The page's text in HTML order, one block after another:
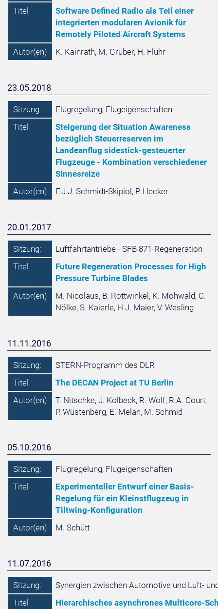
Titel
Software Defined Radio als Teil einer
integrierten modularen Avionik für
Remotely Piloted Aircraft Systems
Autor(en)
K. Kainrath, M. Gruber, H. Flühr
23.05.2018
Sitzung:
Flugregelung, Flugeigenschaften
Titel
Steigerung der Situation Awareness
bezüglich Steuerreserven im
Landeanflug sidestick-gesteuerter
Flugzeuge - Kombination verschiedener
Sinnesreize
Autor(en)
F.J.J. Schmidt-Skipiol, P. Hecker
20.01.2017
Sitzung:
Luftfahrtantriebe - SFB 871-Regeneration
Titel
Future Regeneration Processes for High
Pressure Turbine Blades
Autor(en)
M. Nicolaus, B. Rottwinkel, K. Möhwald, C.
Nölke, S. Kaierle, H.J. Maier, V. Wesling
11.11.2016
Sitzung:
STERN-Programm des DLR
Titel
The DECAN Project at TU Berlin
Autor(en)
T. Nitschke, J. Kolbeck, R. Wolf, R.A. Court,
P. Wüstenberg, E. Melan, M. Schmid
05.10.2016
Sitzung:
Flugregelung, Flugeigenschaften
Titel
Experimenteller Entwurf einer Basis-
Regelung für ein Kleinstflugzeug in
Tiltwing-Konfiguration
Autor(en)
M. Schütt
11.07.2016
Sitzung:
Synergien zwischen Automotive und Luft-
Titel
Hierarchisches asynchrones Multicore-